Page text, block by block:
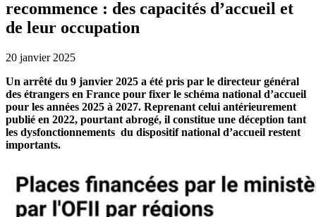
recommence : des capacités d’accueil et
de leur occupation
20 janvier 2025
Un arrêté du 9 janvier 2025 a été pris par le directeur général
des étrangers en France pour fixer le schéma national d’accueil
pour les années 2025 à 2027. Reprenant celui antérieurement
publié en 2022, pourtant abrogé, il constitue une déception tant
les dysfonctionnements du dispositif national d’accueil restent
importants.